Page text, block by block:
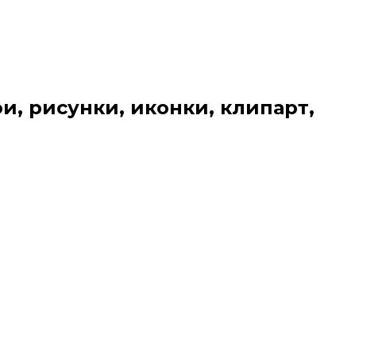
рисунки, иконки, клипарт,